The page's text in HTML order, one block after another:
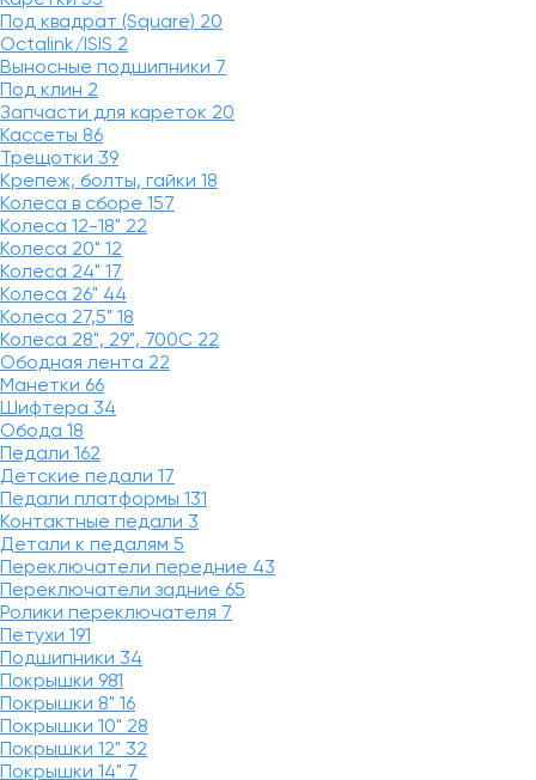
Под квадрат (Square) 20
Octalink/ISIS 2
Выносные подшипники 7
Под клин 2
Запчасти для кареток 20
Кассеты 86
Трещотки 39
Крепеж, болты, гайки 18
Колеса в сборе 157
Колеса 12-18" 22
Колеса 20" 12
Колеса 24" 17
Колеса 26" 44
Колеса 27,5" 18
Колеса 28", 29", 700С 22
Ободная лента 22
Манетки 66
Шифтера 34
Обода 18
Педали 162
Детские педали 17
Педали платформы 131
Контактные педали 3
Детали к педалям 5
Переключатели передние 43
Переключатели задние 65
Ролики переключателя 7
Петухи 191
Подшипники 34
Покрышки 981
Покрышки 8" 16
Покрышки 10" 28
Покрышки 12" 32
Покрышки 14" 7